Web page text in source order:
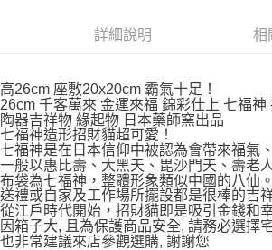
詳細說明 相
高26cm 座敷20x20cm 霸氣十足！
26cm 千客萬來 金運來福 錦彩仕上 七福神
陶器吉祥物 緣起物 日本藥師窯出品
七福神造形招財貓超可愛！
七福神是在日本信仰中被認為會帶來福氣
一般以惠比壽、大黑天、毘沙門天、壽老
布袋為七福神，整體形象類似中國的八仙。
送禮或自家及工作場所擺設都是很棒的吉
從江戶時代開始，招財貓即是吸引金錢和
因箱子大, 且為保護商品安全, 請務必選擇
也非常建議來店參觀選購, 謝謝您